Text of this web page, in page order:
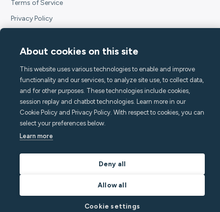
Terms of Service
Privacy Policy
Declaration of Conformity
Accessibility Statement
Open source at Minut
About cookies on this site
This website uses various technologies to enable and improve
functionality and our services, to analyze site use, to collect data,
and for other purposes. These technologies include cookies,
session replay and chatbot technologies. Learn more in our
Cookie Policy and Privacy Policy. With respect to cookies, you can
select your preferences below.
Learn more
Deny all
Allow all
Cookie settings